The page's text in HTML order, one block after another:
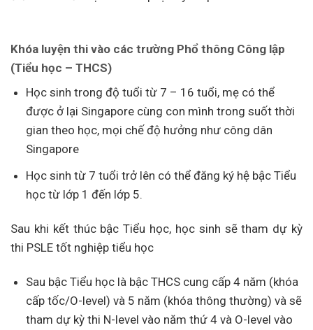
Khóa luyện thi vào các trường Phổ thông Công lập
(Tiểu học – THCS)
Học sinh trong độ tuổi từ 7 – 16 tuổi, mẹ có thể
được ở lại Singapore cùng con mình trong suốt thời
gian theo học, mọi chế độ hưởng như công dân
Singapore
Học sinh từ 7 tuổi trở lên có thể đăng ký hệ bậc Tiểu
học từ lớp 1 đến lớp 5.
Sau khi kết thúc bậc Tiểu học, học sinh sẽ tham dự kỳ
thi PSLE tốt nghiệp tiểu học
Sau bậc Tiểu học là bậc THCS cung cấp 4 năm (khóa
cấp tốc/O-level) và 5 năm (khóa thông thường) và sẽ
tham dự kỳ thi N-level vào năm thứ 4 và O-level vào